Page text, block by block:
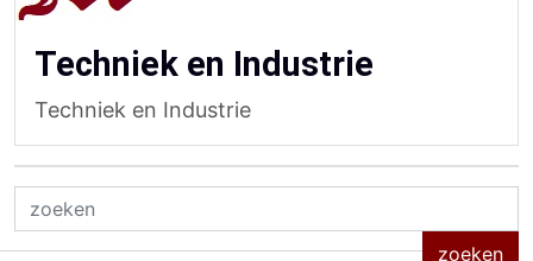
Techniek en Industrie
Techniek en Industrie